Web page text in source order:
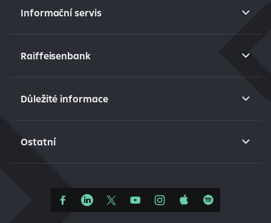
Informační servis
Raiffeisenbank
Důležité informace
Ostatní